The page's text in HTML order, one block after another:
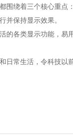
绕着三个核心重点
并保持显示效果。
各类显示功能，
常生活，令科技